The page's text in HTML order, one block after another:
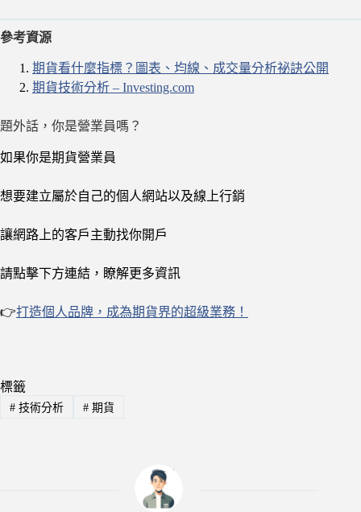
參考資源
期貨看什麼指標？圖表、均線、成交量分析祕訣公開
期貨技術分析 – Investing.com
題外話，你是營業員嗎？
如果你是期貨營業員
想要建立屬於自己的個人網站以及線上行銷
讓網路上的客戶主動找你開戶
請點擊下方連結，瞭解更多資訊
👉打造個人品牌，成為期貨界的超級業務！
標籤
#技術分析 #期貨